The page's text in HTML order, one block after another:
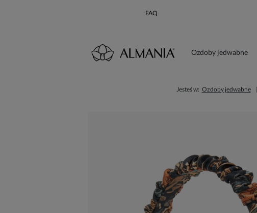
FAQ
Ozdoby jedwabne
Jesteś w: Ozdoby jedwabne